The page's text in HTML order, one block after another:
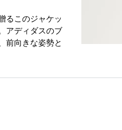
るこのジャケッ
アディダスのブ
前向きな姿勢と